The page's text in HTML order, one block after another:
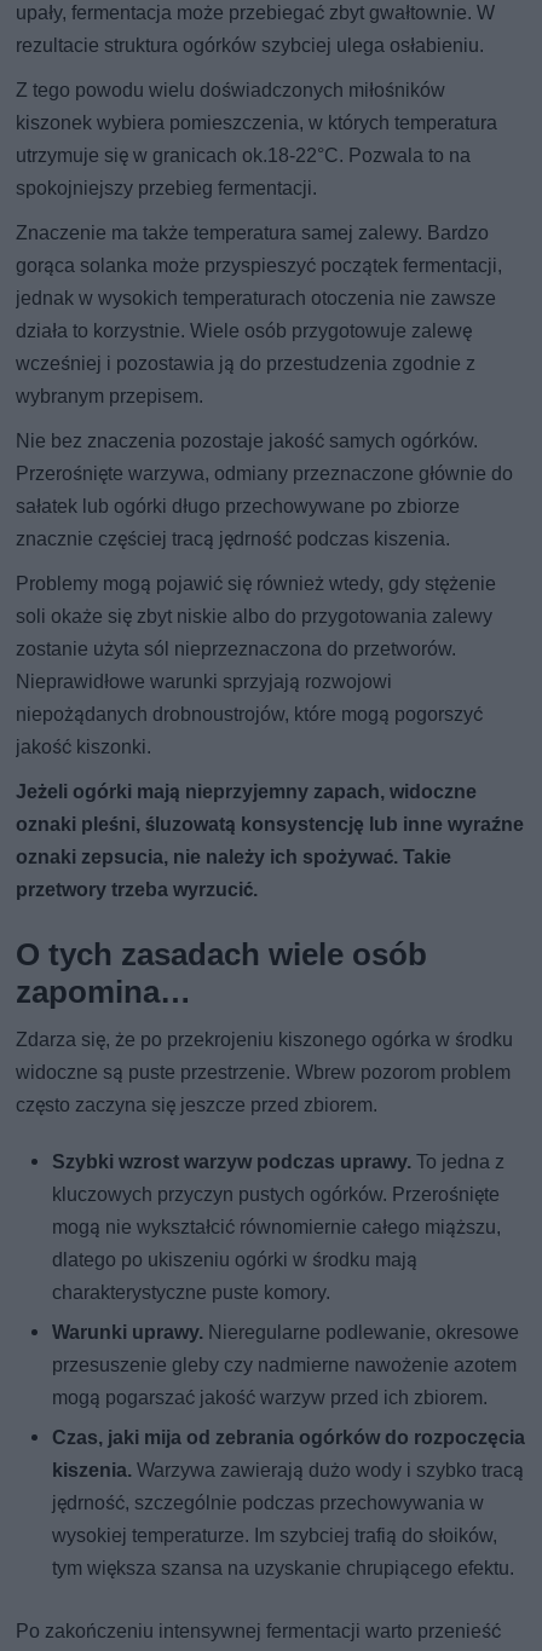
upały, fermentacja może przebiegać zbyt gwałtownie. W
rezultacie struktura ogórków szybciej ulega osłabieniu.
Z tego powodu wielu doświadczonych miłośników
kiszonek wybiera pomieszczenia, w których temperatura
utrzymuje się w granicach ok.18-22°C. Pozwala to na
spokojniejszy przebieg fermentacji.
Znaczenie ma także temperatura samej zalewy. Bardzo
gorąca solanka może przyspieszyć początek fermentacji,
jednak w wysokich temperaturach otoczenia nie zawsze
działa to korzystnie. Wiele osób przygotowuje zalewę
wcześniej i pozostawia ją do przestudzenia zgodnie z
wybranym przepisem.
Nie bez znaczenia pozostaje jakość samych ogórków.
Przerośnięte warzywa, odmiany przeznaczone głównie do
sałatek lub ogórki długo przechowywane po zbiorze
znacznie częściej tracą jędrność podczas kiszenia.
Problemy mogą pojawić się również wtedy, gdy stężenie
soli okaże się zbyt niskie albo do przygotowania zalewy
zostanie użyta sól nieprzeznaczona do przetworów.
Nieprawidłowe warunki sprzyjają rozwojowi
niepożądanych drobnoustrojów, które mogą pogorszyć
jakość kiszonki.
Jeżeli ogórki mają nieprzyjemny zapach, widoczne
oznaki pleśni, śluzowatą konsystencję lub inne wyraźne
oznaki zepsucia, nie należy ich spożywać. Takie
przetwory trzeba wyrzucić.
O tych zasadach wiele osób
zapomina…
Zdarza się, że po przekrojeniu kiszonego ogórka w środku
widoczne są puste przestrzenie. Wbrew pozorom problem
często zaczyna się jeszcze przed zbiorem.
Szybki wzrost warzyw podczas uprawy. To jedna z
kluczowych przyczyn pustych ogórków. Przerośnięte
mogą nie wykształcić równomiernie całego miąższu,
dlatego po ukiszeniu ogórki w środku mają
charakterystyczne puste komory.
Warunki uprawy. Nieregularne podlewanie, okresowe
przesuszenie gleby czy nadmierne nawożenie azotem
mogą pogarszać jakość warzyw przed ich zbiorem.
Czas, jaki mija od zebrania ogórków do rozpoczęcia
kiszenia. Warzywa zawierają dużo wody i szybko tracą
jędrność, szczególnie podczas przechowywania w
wysokiej temperaturze. Im szybciej trafią do słoików,
tym większa szansa na uzyskanie chrupiącego efektu.
Po zakończeniu intensywnej fermentacji warto przenieść